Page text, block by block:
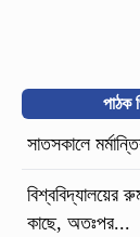
পাঠক
সাতসকালে
বিশ্ববিদ্যালয়ের
কাছে, অতঃপর...